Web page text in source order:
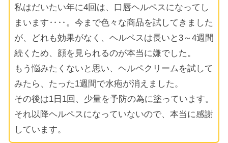
私はだいたい年に4回は、口唇ヘルペスになってし
まいます‥‥。今まで色々な商品を試してきました
が、どれも効果がなく、ヘルペスは長いと3～4週間
続くため、顔を見られるのが本当に嫌でした。
もう悩みたくないと思い、ヘルペクリームを試して
みたら、たった1週間で水疱が消えました。
その後は1日1回、少量を予防の為に塗っています。
それ以降ヘルペスになっていないので、本当に感謝
しています。